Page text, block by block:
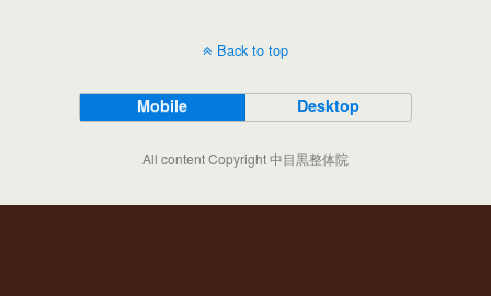
Back to top
Mobile Desktop
All content Copyright 中目黒整体院